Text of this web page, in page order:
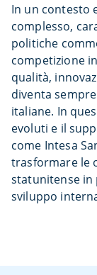
In un contesto
complesso,
politiche
competizione
qualità,
diventa
italiane. In
evoluti e il
come Intesa
trasformare le
statunitense in
sviluppo